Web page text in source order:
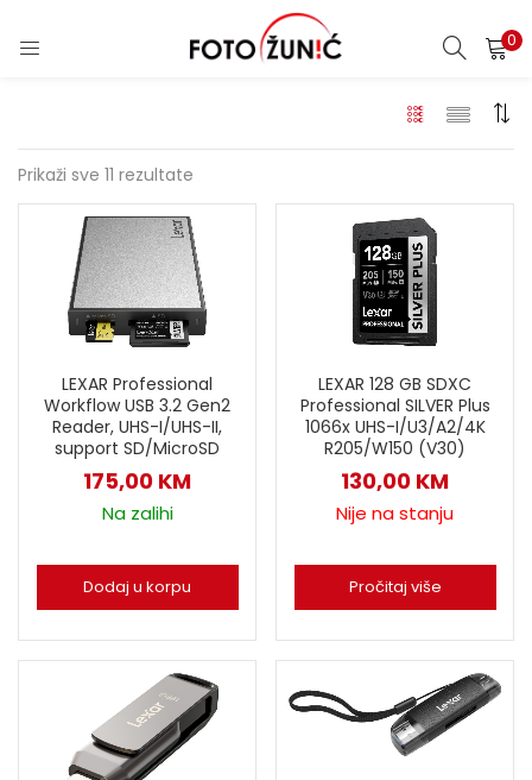
0
Prikaži sve 11 rezultate
LEXAR Professional
Workflow USB 3.2 Gen2
Reader, UHS-I/UHS-II,
support SD/MicroSD
175,00 KM
Na zalihi
Dodaj u korpu
LEXAR 128 GB SDXC
Professional SILVER Plus
1066x UHS-I/U3/A2/4K
R205/W150 (V30)
130,00 KM
Nije na stanju
Pročitaj više